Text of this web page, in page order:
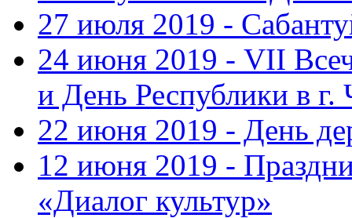
27 июля 2019 -
24 июня 2019 - VII
и День Республики в г.
22 июня 2019 - День
12 июня 2019 -
«Диалог культур»